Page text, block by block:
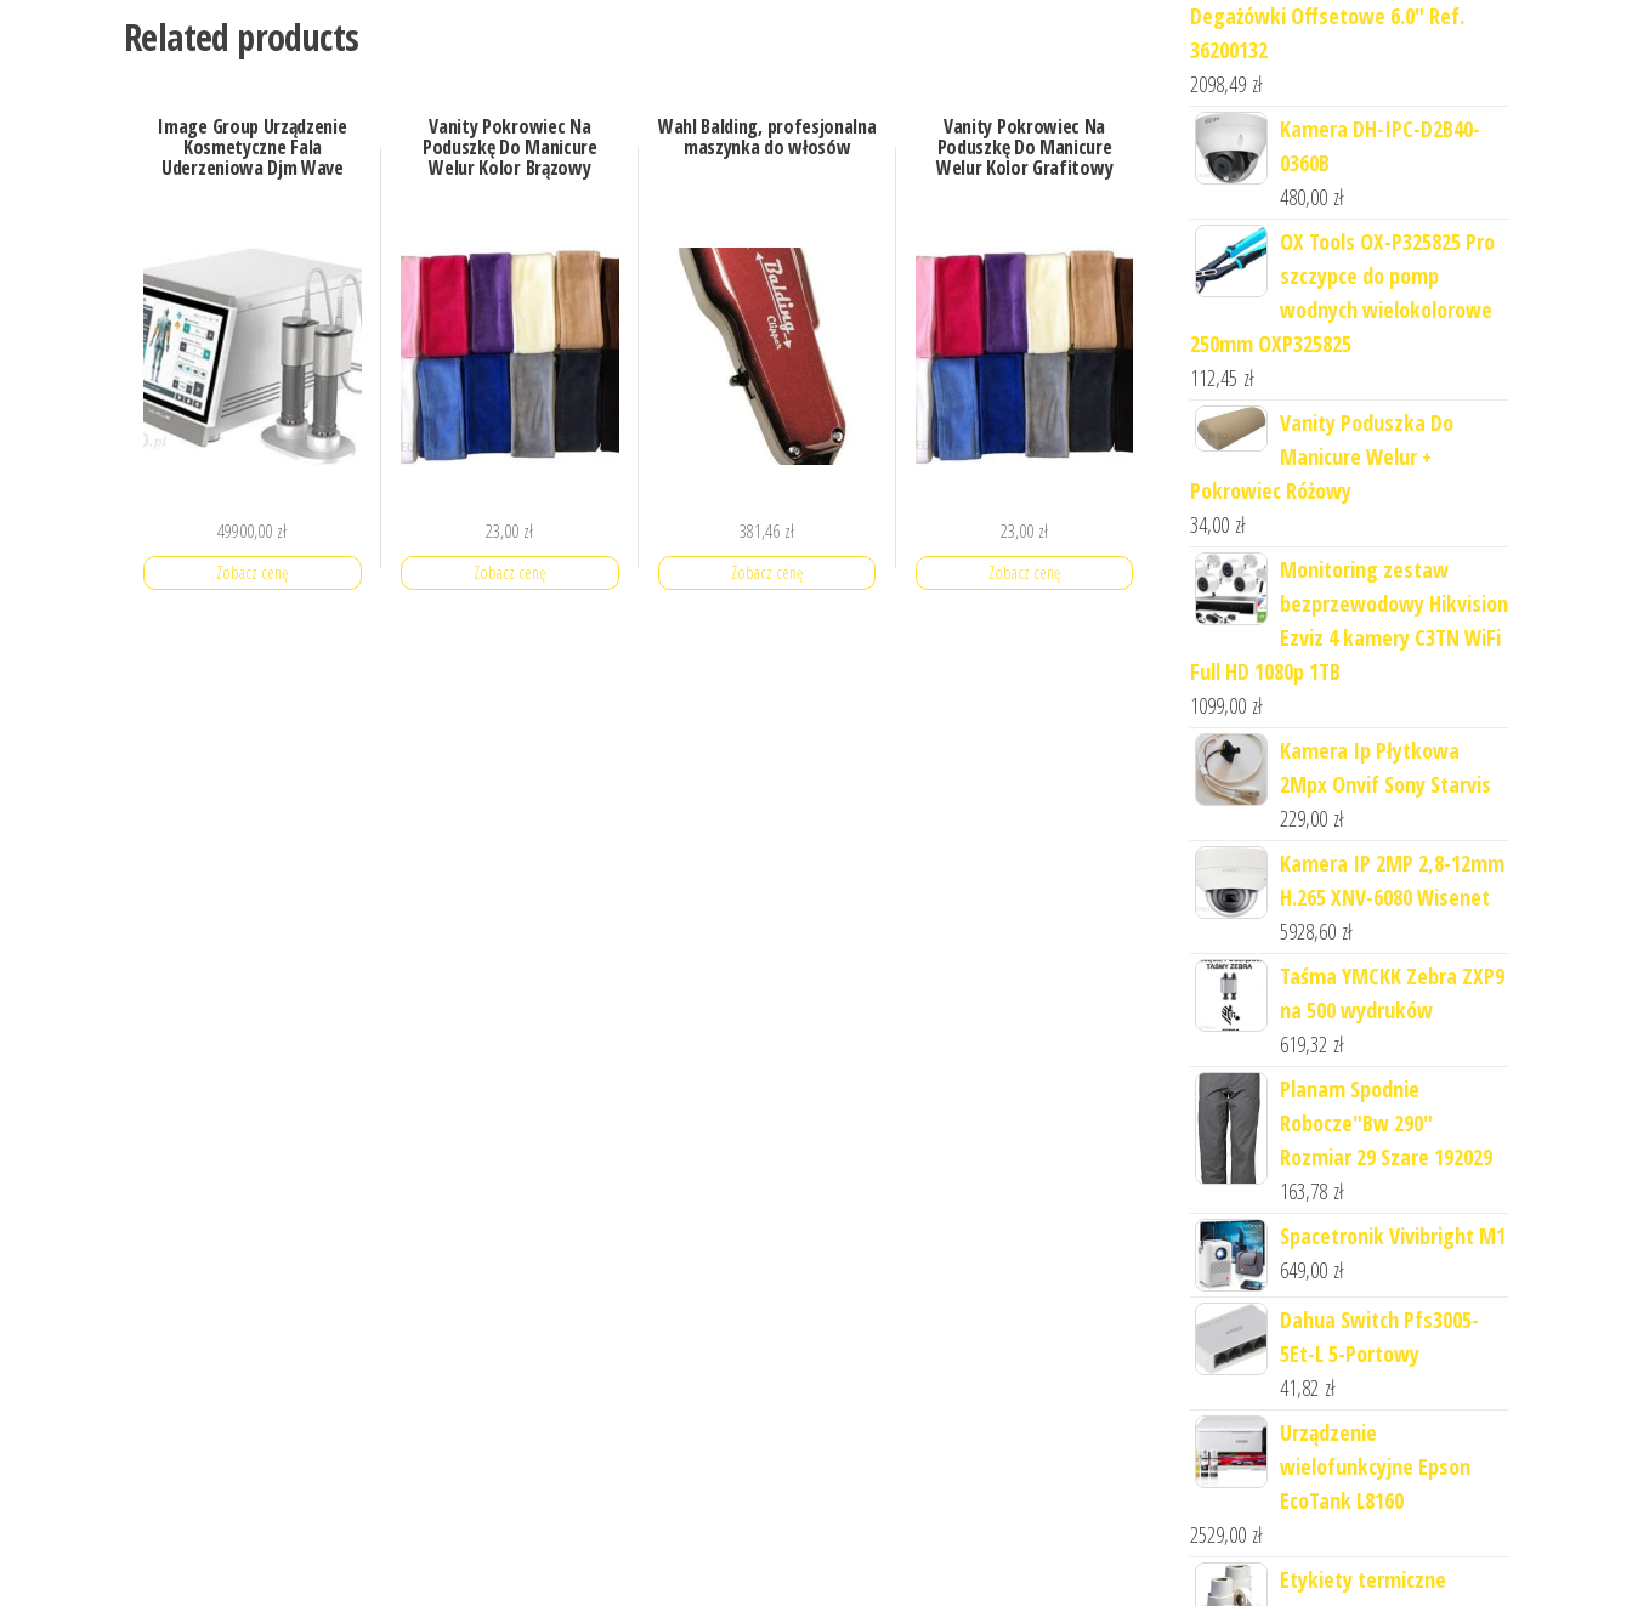
Related products
Image Group Urządzenie
Kosmetyczne Fala
Uderzeniowa Djm Wave
49900,00 zł
Zobacz cenę
Vanity Pokrowiec Na
Poduszkę Do Manicure
Welur Kolor Brązowy
23,00 zł
Zobacz cenę
Wahl Balding, profesjonalna
maszynka do włosów
381,46 zł
Zobacz cenę
Vanity Pokrowiec Na
Poduszkę Do Manicure
Welur Kolor Grafitowy
23,00 zł
Zobacz cenę
Degażówki Offsetowe 6.0" Ref.
36200132
2098,49 zł
Kamera DH-IPC-D2B40-
0360B
480,00 zł
OX Tools OX-P325825 Pro
szczypce do pomp
wodnych wielokolorowe
250mm OXP325825
112,45 zł
Vanity Poduszka Do
Manicure Welur +
Pokrowiec Różowy
34,00 zł
Monitoring zestaw
bezprzewodowy Hikvision
Ezviz 4 kamery C3TN WiFi
Full HD 1080p 1TB
1099,00 zł
Kamera Ip Płytkowa
2Mpx Onvif Sony Starvis
229,00 zł
Kamera IP 2MP 2,8-12mm
H.265 XNV-6080 Wisenet
5928,60 zł
Taśma YMCKK Zebra ZXP9
na 500 wydruków
619,32 zł
Planam Spodnie
Robocze"Bw 290"
Rozmiar 29 Szare 192029
163,78 zł
Spacetronik Vivibright M1
649,00 zł
Dahua Switch Pfs3005-
5Et-L 5-Portowy
41,82 zł
Urządzenie
wielofunkcyjne Epson
EcoTank L8160
2529,00 zł
Etykiety termiczne